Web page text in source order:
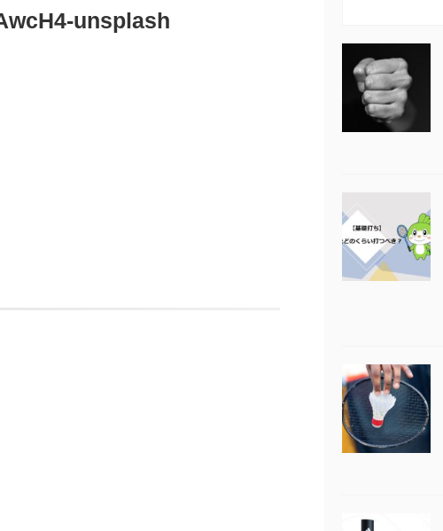
unsplash